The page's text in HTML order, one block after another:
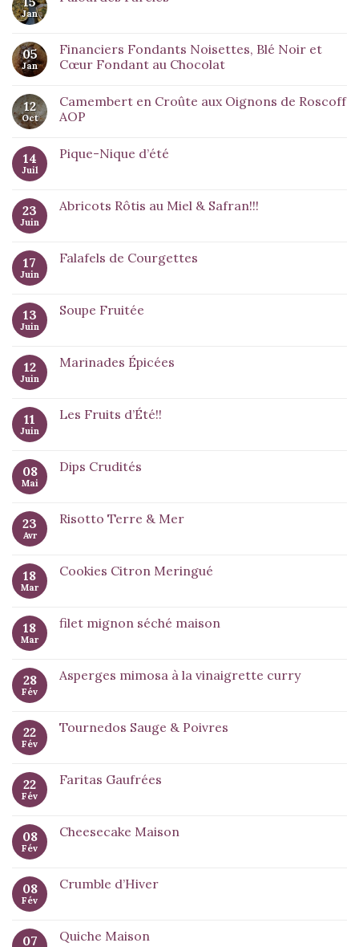
Jan
05
Jan
Financiers Fondants Noisettes, Blé Noir et
Cœur Fondant au Chocolat
12
Oct
Camembert en Croûte aux Oignons de Roscoff
AOP
14
Juil
Pique-Nique d’été
23
Juin
Abricots Rôtis au Miel & Safran!!!
17
Juin
Falafels de Courgettes
13
Juin
Soupe Fruitée
12
Juin
Marinades Épicées
11
Juin
Les Fruits d’Été!!
08
Mai
Dips Crudités
23
Avr
Risotto Terre & Mer
18
Mar
Cookies Citron Meringué
18
Mar
filet mignon séché maison
28
Fév
Asperges mimosa à la vinaigrette curry
22
Fév
Tournedos Sauge & Poivres
22
Fév
Faritas Gaufrées
08
Fév
Cheesecake Maison
08
Fév
Crumble d’Hiver
07 Quiche Maison